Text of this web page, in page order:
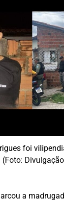
foi
(Foto:
a